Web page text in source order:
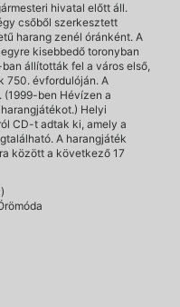
hivatal előtt áll.
csőből szerkesztett
harang zenél óránként. A
kisebbedő toronyban
állították fel a város első,
750. évfordulóján. A
(1999-ben Hévízen a
Helyi
CD-t adtak ki, amely a
A harangjáték
között a következő 17